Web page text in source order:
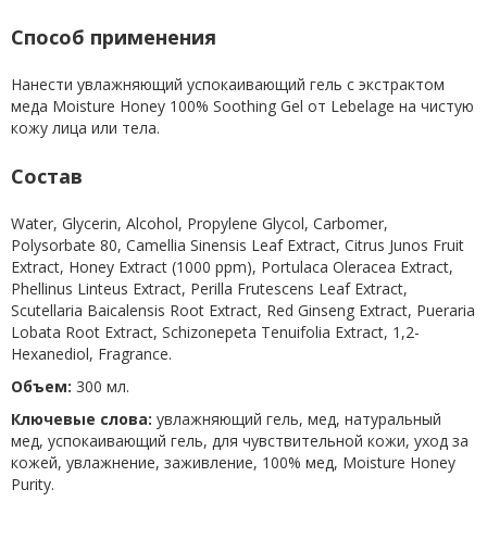
Способ применения
Нанести увлажняющий успокаивающий гель с экстрактом
меда Moisture Honey 100% Soothing Gel от Lebelage на чистую
кожу лица или тела.
Состав
Water, Glycerin, Alcohol, Propylene Glycol, Carbomer,
Polysorbate 80, Camellia Sinensis Leaf Extract, Citrus Junos Fruit
Extract, Honey Extract (1000 ppm), Portulaca Oleracea Extract,
Phellinus Linteus Extract, Perilla Frutescens Leaf Extract,
Scutellaria Baicalensis Root Extract, Red Ginseng Extract, Pueraria
Lobata Root Extract, Schizonepeta Tenuifolia Extract, 1,2-
Hexanediol, Fragrance.
Объем: 300 мл.
Ключевые слова: увлажняющий гель, мед, натуральный
мед, успокаивающий гель, для чувствительной кожи, уход за
кожей, увлажнение, заживление, 100% мед, Moisture Honey
Purity.